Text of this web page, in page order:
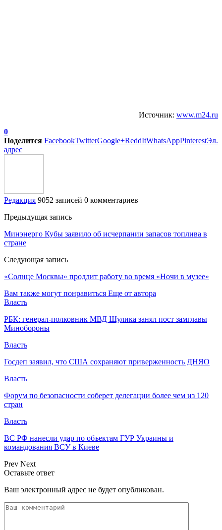
Источник: www.m24.ru
0
Поделится FacebookTwitterGoogle+ReddItWhatsAppPinterestЭл.
адрес
Редакция 9052 записей 0 комментариев
Предыдущая запись
Минэнерго Кубы заявило об исчерпании запасов топлива в
стране
Следующая запись
«Солнце Москвы» продлит работу во время «Ночи в музее»
Вам также могут понравиться Еще от автора
Власть
РБК: генерал-полковник МВД Шулика занял пост замглавы
Минобороны
Власть
Госдеп заявил, что США сохраняют приверженность ДНЯО
Власть
Форум по безопасности соберет делегации более чем из 120
стран
Власть
ВС РФ нанесли удар по объектам ГУР Украины и
командования ВСУ в Киеве
Prev Next
Оставьте ответ
Ваш электронный адрес не будет опубликован.